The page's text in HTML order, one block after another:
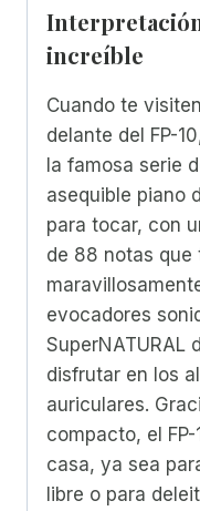
increíble
Cuando te
delante del FP-
la famosa serie
asequible piano
para tocar, con
de 88 notas que
evocadores
SuperNATURAL
disfrutar en los
auriculares.
compacto, el
casa, ya sea
libre o para